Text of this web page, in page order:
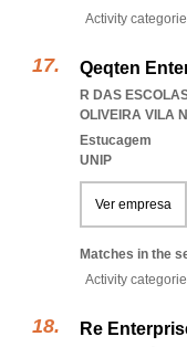
Activity
Qeqten
R DAS
OLIVEIRA VILA
Estucagem
UNIP
Ver empresa
Matches in the
Activity
Re